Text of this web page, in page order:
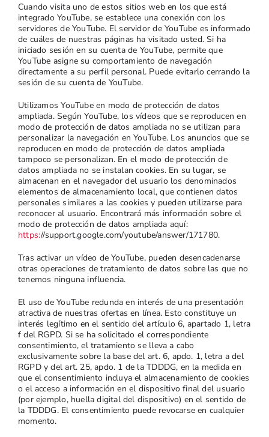
Cuando visita uno de estos sitios web en los que está
integrado YouTube, se establece una conexión con los
servidores de YouTube. El servidor de YouTube es informado
de cuáles de nuestras páginas ha visitado usted. Si ha
iniciado sesión en su cuenta de YouTube, permite que
YouTube asigne su comportamiento de navegación
directamente a su perfil personal. Puede evitarlo cerrando la
sesión de su cuenta de YouTube.
Utilizamos YouTube en modo de protección de datos
ampliada. Según YouTube, los vídeos que se reproducen en
modo de protección de datos ampliada no se utilizan para
personalizar la navegación en YouTube. Los anuncios que se
reproducen en modo de protección de datos ampliada
tampoco se personalizan. En el modo de protección de
datos ampliada no se instalan cookies. En su lugar, se
almacenan en el navegador del usuario los denominados
elementos de almacenamiento local, que contienen datos
personales similares a las cookies y pueden utilizarse para
reconocer al usuario. Encontrará más información sobre el
modo de protección de datos ampliada aquí:
https://support.google.com/youtube/answer/171780.
Tras activar un vídeo de YouTube, pueden desencadenarse
otras operaciones de tratamiento de datos sobre las que no
tenemos ninguna influencia.
El uso de YouTube redunda en interés de una presentación
atractiva de nuestras ofertas en línea. Esto constituye un
interés legítimo en el sentido del artículo 6, apartado 1, letra
f del RGPD. Si se ha solicitado el correspondiente
consentimiento, el tratamiento se lleva a cabo
exclusivamente sobre la base del art. 6, apdo. 1, letra a del
RGPD y del art. 25, apdo. 1 de la TDDDG, en la medida en
que el consentimiento incluya el almacenamiento de cookies
o el acceso a información en el dispositivo final del usuario
(por ejemplo, huella digital del dispositivo) en el sentido de
la TDDDG. El consentimiento puede revocarse en cualquier
momento.